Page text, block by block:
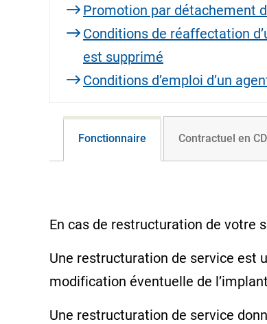
Promotion par détachement
Conditions de réaffectation
est supprimé
Conditions d’emploi d’un
Fonctionnaire Contractuel en
En cas de restructuration de votre
Une restructuration de service est
modification éventuelle de
Une restructuration de service